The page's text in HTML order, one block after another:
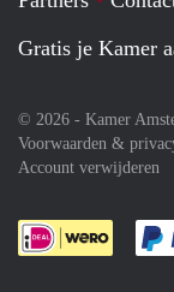
Gratis je Kamer
© 2026 - Kamer
Voorwaarden &
Account verwijderen